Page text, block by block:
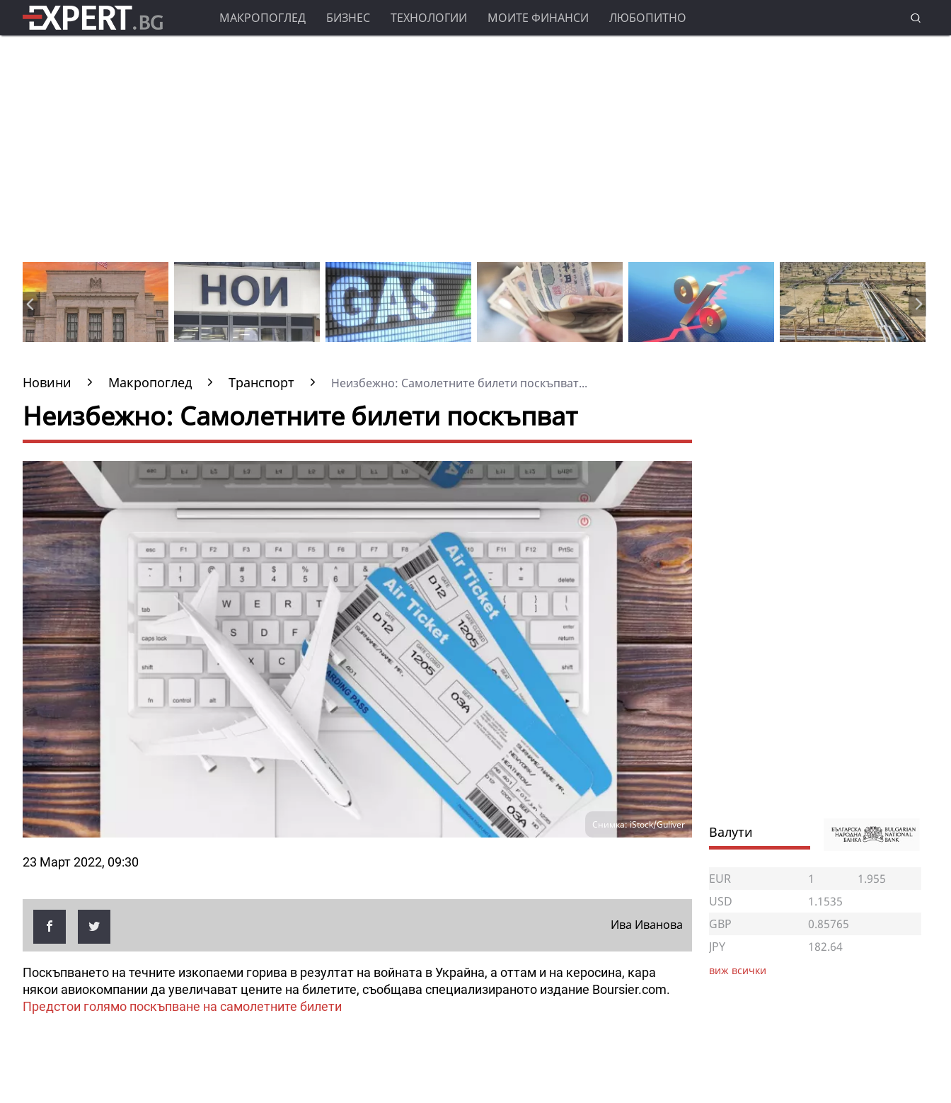
МАКРОПОГЛЕД БИЗНЕС ТЕХНОЛОГИИ МОИТЕ ФИНАНСИ ЛЮБОПИТНО
Новини Макропоглед Транспорт Неизбежно: Самолетните билети поскъпват...
Неизбежно: Самолетните билети поскъпват
Снимка: iStock/Guliver
23 Март 2022, 09:30
Ива Иванова
Поскъпването на течните изкопаеми горива в резултат на войната в Украйна, а оттам и на керосина, кара
някои авиокомпании да увеличават цените на билетите, съобщава специализираното издание Boursier.com.
Предстои голямо поскъпване на самолетните билети
Валути
EUR 1
1.955
USD
1.1535
GBP
0.85765
JPY
182.64
виж всички